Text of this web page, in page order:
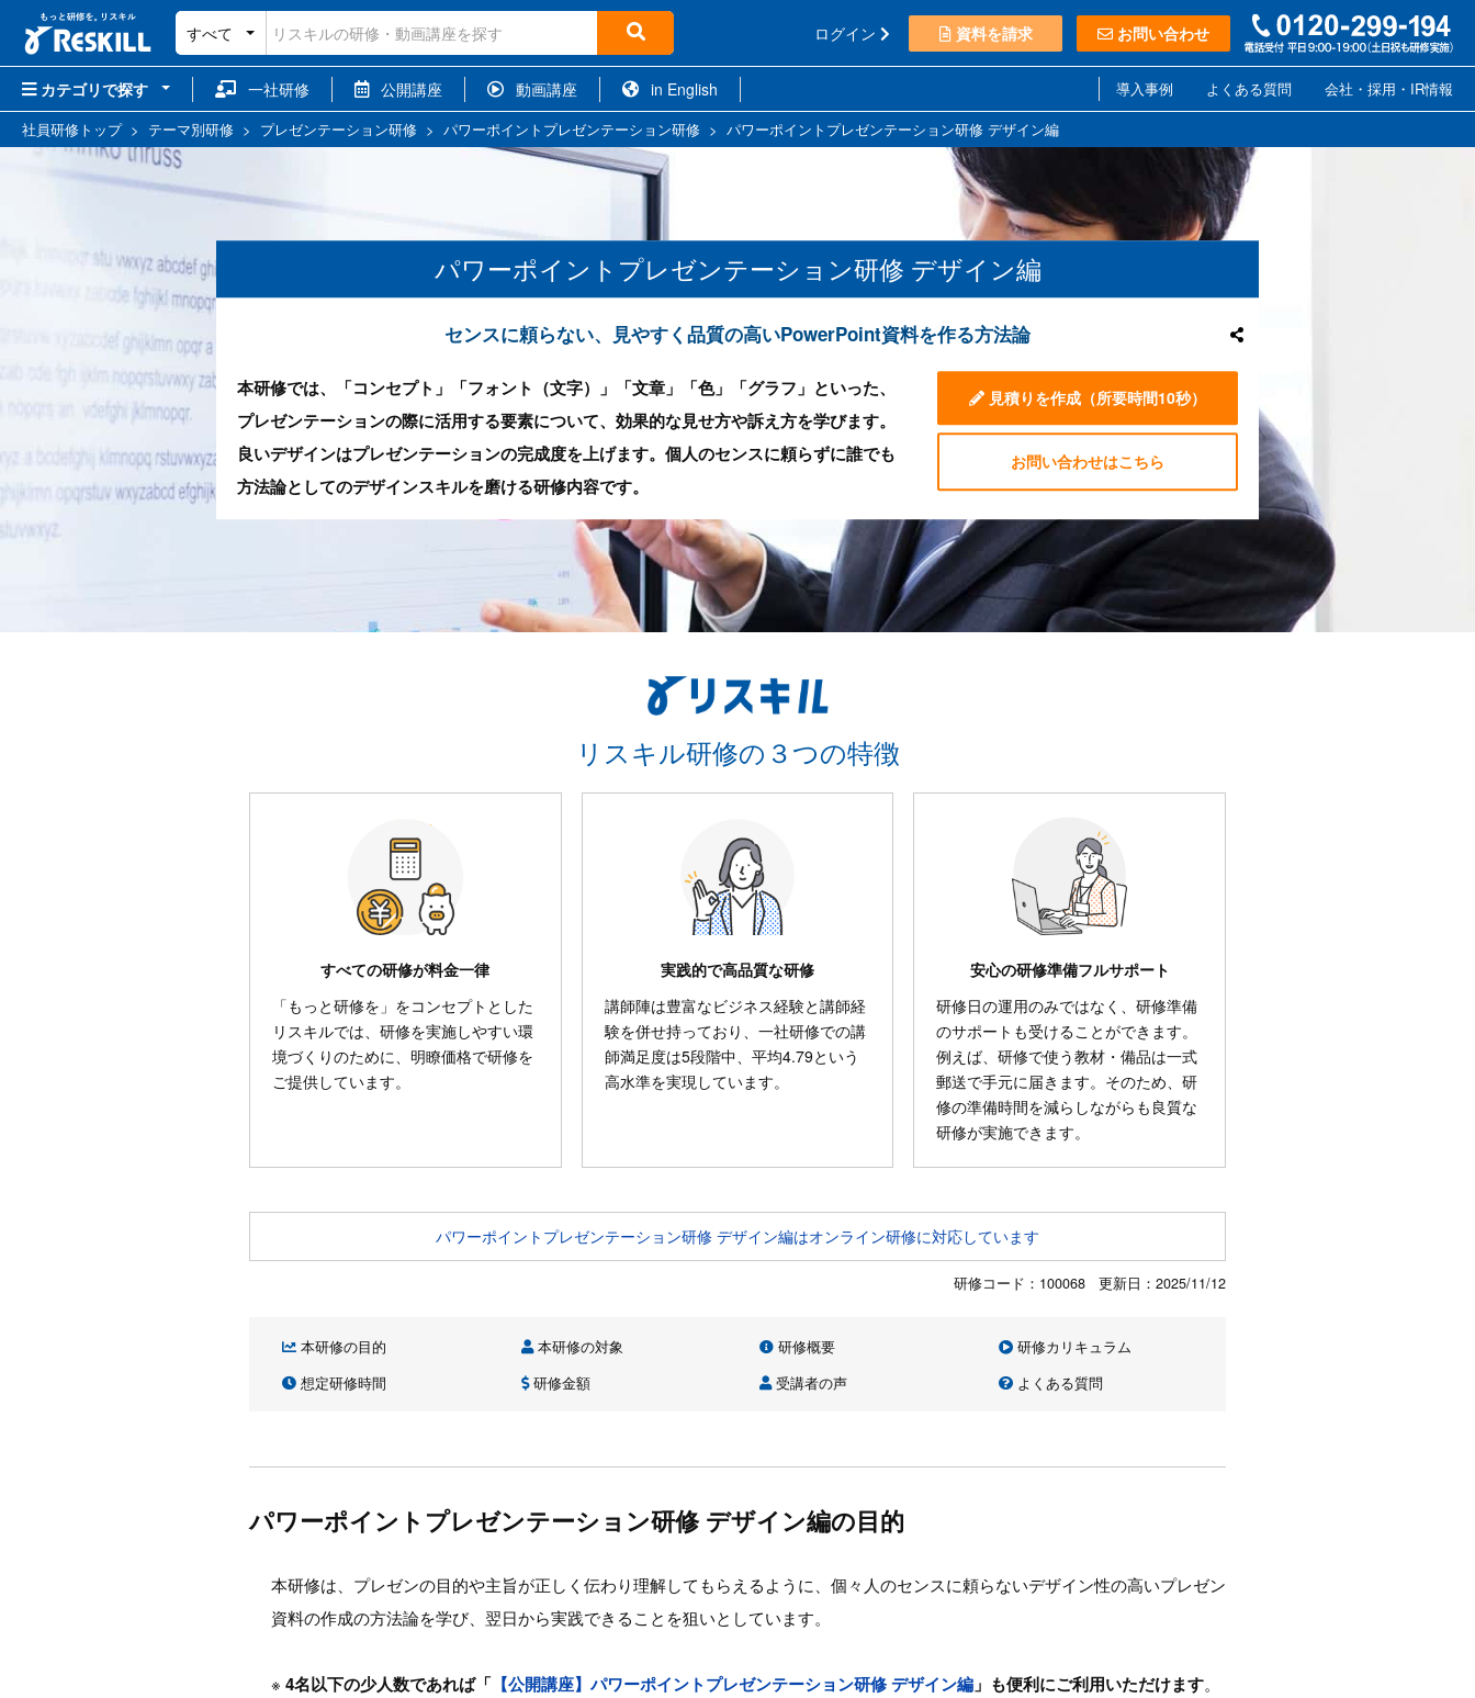
すべて ログイン 資料を請求 お問い合わせ
カテゴリで探す 一社研修 公開講座 動画講座 in English 導入事例 よくある質問
会社・採用・IR情報
社員研修トップ> テーマ別研修 > プレゼンテーション研修 > パワーポイントプレゼンテーション研修 > パワーポイントプレゼンテーション研修 デザイン編
パワーポイントプレゼンテーション研修 デザイン編
センスに頼らない、見やすく品質の高いPowerPoint資料を作る方法論
本研修では、「コンセプト」「フォント（文字）」「文章」「色」「グラフ」といった、
プレゼンテーションの際に活用する要素について、効果的な見せ方や訴え方を学びます。
良いデザインはプレゼンテーションの完成度を上げます。個人のセンスに頼らずに誰でも
方法論としてのデザインスキルを磨ける研修内容です。
見積りを作成 （所要時間10秒）
お問い合わせはこちら
リスキル研修の３つの特徴
すべての研修が料金一律
「もっと研修を」をコンセプトとした
リスキルでは、研修を実施しやすい環
境づくりのために、明瞭価格で研修を
ご提供しています。
実践的で高品質な研修
講師陣は豊富なビジネス経験と講師経
験を併せ持っており、一社研修での講
師満足度は5段階中、平均4.79という
高水準を実現しています。
安心の研修準備フルサポート
研修日の運用のみではなく、研修準備
のサポートも受けることができます。
例えば、研修で使う教材・備品は一式
郵送で手元に届きます。そのため、研
修の準備時間を減らしながらも良質な
研修が実施できます。
パワーポイントプレゼンテーション研修 デザイン編はオンライン研修に対応しています
研修コード：100068 更新日： 2025/11/12
本研修の目的 本研修の対象 研修概要
研修カリキュラム
想定研修時間
研修金額 受講者の声 よくある質問
パワーポイントプレゼンテーション研修 デザイン編の目的
本研修は、プレゼンの目的や主旨が正しく伝わり理解してもらえるように、個々人のセンスに頼らないデザイン性の高いプレゼン
資料の作成の方法論を学び、翌日から実践できることを狙いとしています。
※ 4名以下の少人数であれば「 【公開講座】パワーポイントプレゼンテーション研修 デザイン編 」も便利にご利用いただけます。